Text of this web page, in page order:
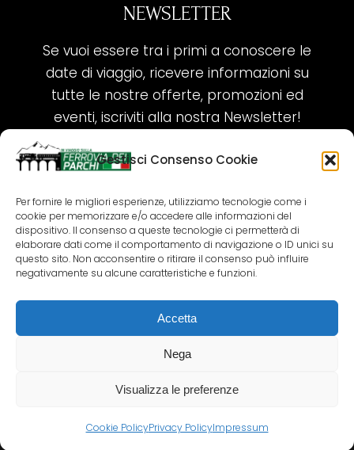
Gestisci Consenso Cookie
Per fornire le migliori esperienze, utilizziamo tecnologie come i
cookie per memorizzare e/o accedere alle informazioni del
dispositivo. Il consenso a queste tecnologie ci permetterà di
elaborare dati come il comportamento di navigazione o ID unici su
questo sito. Non acconsentire o ritirare il consenso può influire
negativamente su alcune caratteristiche e funzioni.
Accetta
Nega
Visualizza le preferenze
Cookie PolicyPrivacy PolicyImpressum
NEWSLETTER
Se vuoi essere tra i primi a conoscere le
date di viaggio, ricevere informazioni su
tutte le nostre offerte, promozioni ed
eventi, iscriviti alla nostra Newsletter!
ISCRIVITI ORA!
SEGUICI SUI NOSTRI SOCIAL
COPYRIGHT 2018-2025 PALLENIUM TOURISM
SRL
AGENZIA VIAGGI E TOUR OPERATOR – P.IVA: